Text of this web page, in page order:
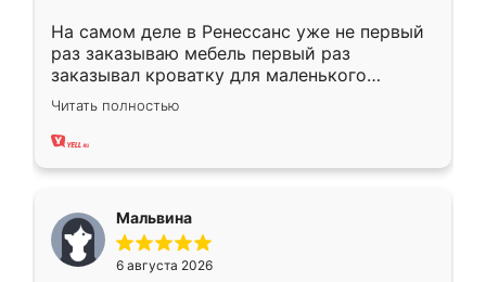
На самом деле в Ренессанс уже не первый
раз заказываю мебель первый раз
заказывал кроватку для маленького
ребёнка при его рождении ,во второй раз
заказал шкаф-купе. По качеству очень
хорошее сборка достаточно быстрая,
меньше, здесь же он более разнообразный.
Мне нравится ,если что-то потребуется из
мебели буду заказывать только здесь.
Читать полностью
Мальвина
6 августа 2026